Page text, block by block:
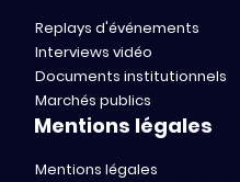
Replays d'événements
Interviews vidéo
Documents institutionnels
Marchés publics
Mentions légales
Mentions légales